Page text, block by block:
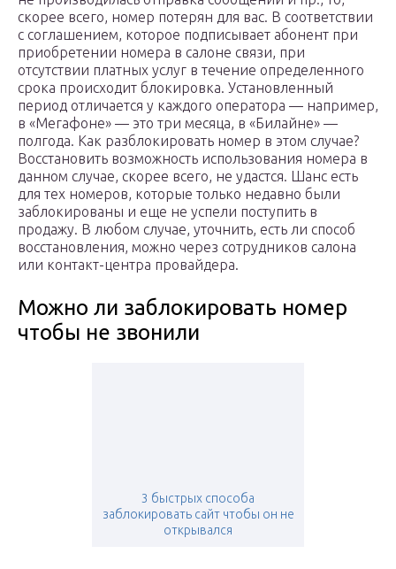
скорее всего, номер потерян для вас. В соответствии
с соглашением, которое подписывает абонент при
приобретении номера в салоне связи, при
отсутствии платных услуг в течение определенного
срока происходит блокировка. Установленный
период отличается у каждого оператора — например,
в «Мегафоне» — это три месяца, в «Билайне» —
полгода. Как разблокировать номер в этом случае?
Восстановить возможность использования номера в
данном случае, скорее всего, не удастся. Шанс есть
для тех номеров, которые только недавно были
заблокированы и еще не успели поступить в
продажу. В любом случае, уточнить, есть ли способ
восстановления, можно через сотрудников салона
или контакт-центра провайдера.
Можно ли заблокировать номер
чтобы не звонили
3 быстрых способа
заблокировать сайт чтобы он не
открывался